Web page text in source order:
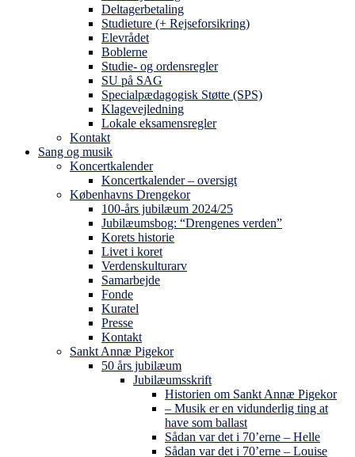
Deltagerbetaling
Studieture (+ Rejseforsikring)
Elevrådet
Boblerne
Studie- og ordensregler
SU på SAG
Specialpædagogisk Støtte (SPS)
Klagevejledning
Lokale eksamensregler
Kontakt
Sang og musik
Koncertkalender
Koncertkalender – oversigt
Københavns Drengekor
100-års jubilæum 2024/25
Jubilæumsbog: “Drengenes verden”
Korets historie
Livet i koret
Verdenskulturarv
Samarbejde
Fonde
Kuratel
Presse
Kontakt
Sankt Annæ Pigekor
50 års jubilæum
Jubilæumsskrift
Historien om Sankt Annæ Pigekor
– Musik er en vidunderlig ting at
have som ballast
Sådan var det i 70’erne – Helle
Sådan var det i 70’erne – Louise